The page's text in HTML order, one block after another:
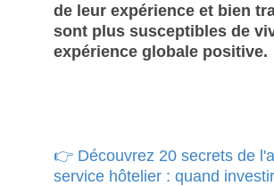
de leur expérience et bien
sont plus susceptibles de
expérience globale positive.
👉 Découvrez 20 secrets de
service hôtelier : quand